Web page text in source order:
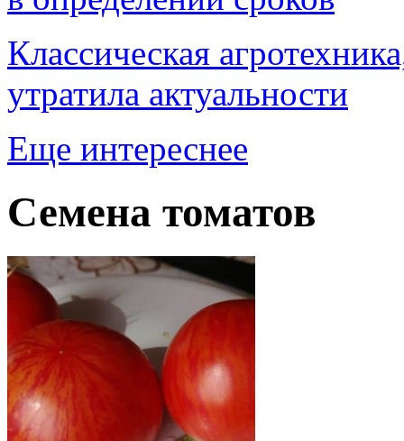
Классическая
утратила актуальности
Еще интереснее
Семена томатов